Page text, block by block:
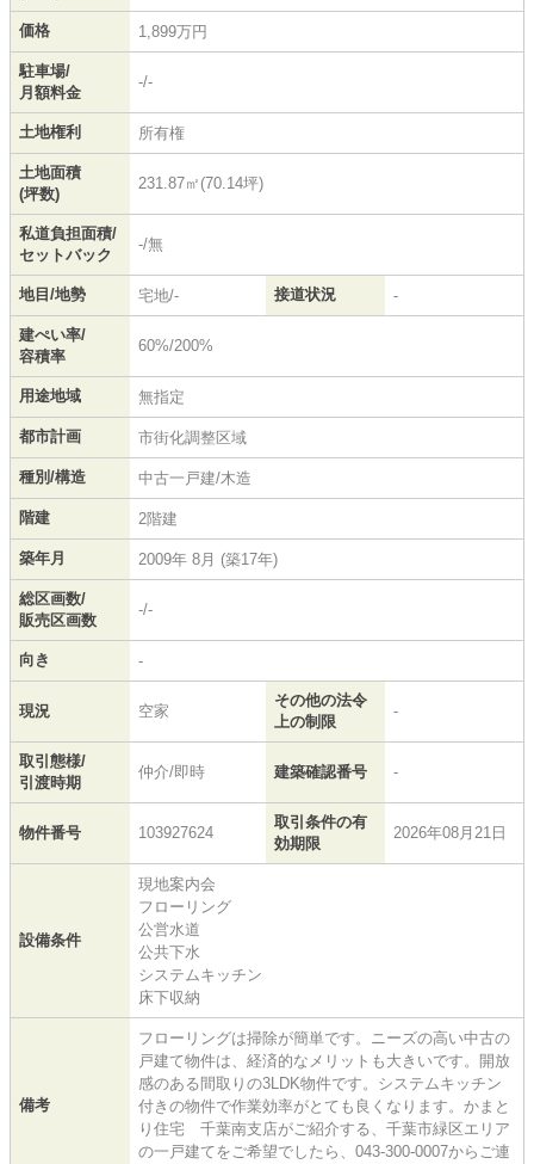
価格 1,899万円
駐車場/
月額料金
-/-
土地権利 所有権
土地面積
(坪数)
231.87㎡(70.14坪)
私道負担面積/
セットバック
-/無
地目/地勢 宅地/- 接道状況 -
建ぺい率/
容積率
60%/200%
用途地域 無指定
都市計画 市街化調整区域
種別/構造 中古一戸建/木造
階建 2階建
築年月 2009年 8月 (築17年)
総区画数/
販売区画数
-/-
向き -
現況 空家
その他の法令
上の制限
-
取引態様/
引渡時期
仲介/即時 建築確認番号 -
物件番号 103927624
取引条件の有
効期限
2026年08月21日
設備条件
現地案内会
フローリング
公営水道
公共下水
システムキッチン
床下収納
備考
フローリングは掃除が簡単です。ニーズの高い中古の
戸建て物件は、経済的なメリットも大きいです。開放
感のある間取りの3LDK物件です。システムキッチン
付きの物件で作業効率がとても良くなります。かまと
り住宅 千葉南支店がご紹介する、千葉市緑区エリア
の一戸建てをご希望でしたら、043-300-0007からご連